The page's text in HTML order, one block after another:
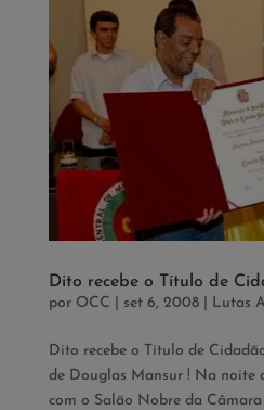
Dito recebe o Título de
por OCC set 6, 2008| Lutas
Dito recebe o Título de
de Douglas Mansur ! Na noite
com o Salão Nobre da Câmara